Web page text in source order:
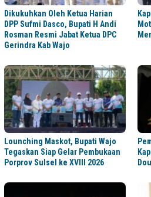
Dikukuhkan Oleh Ketua Harian
DPP Sufmi Dasco, Bupati H Andi
Rosman Resmi Jabat Ketua DPC
Gerindra Kab Wajo
Lounching Maskot, Bupati Wajo
Tegaskan Siap Gelar Pembukaan
Porprov Sulsel ke XVIII 2026